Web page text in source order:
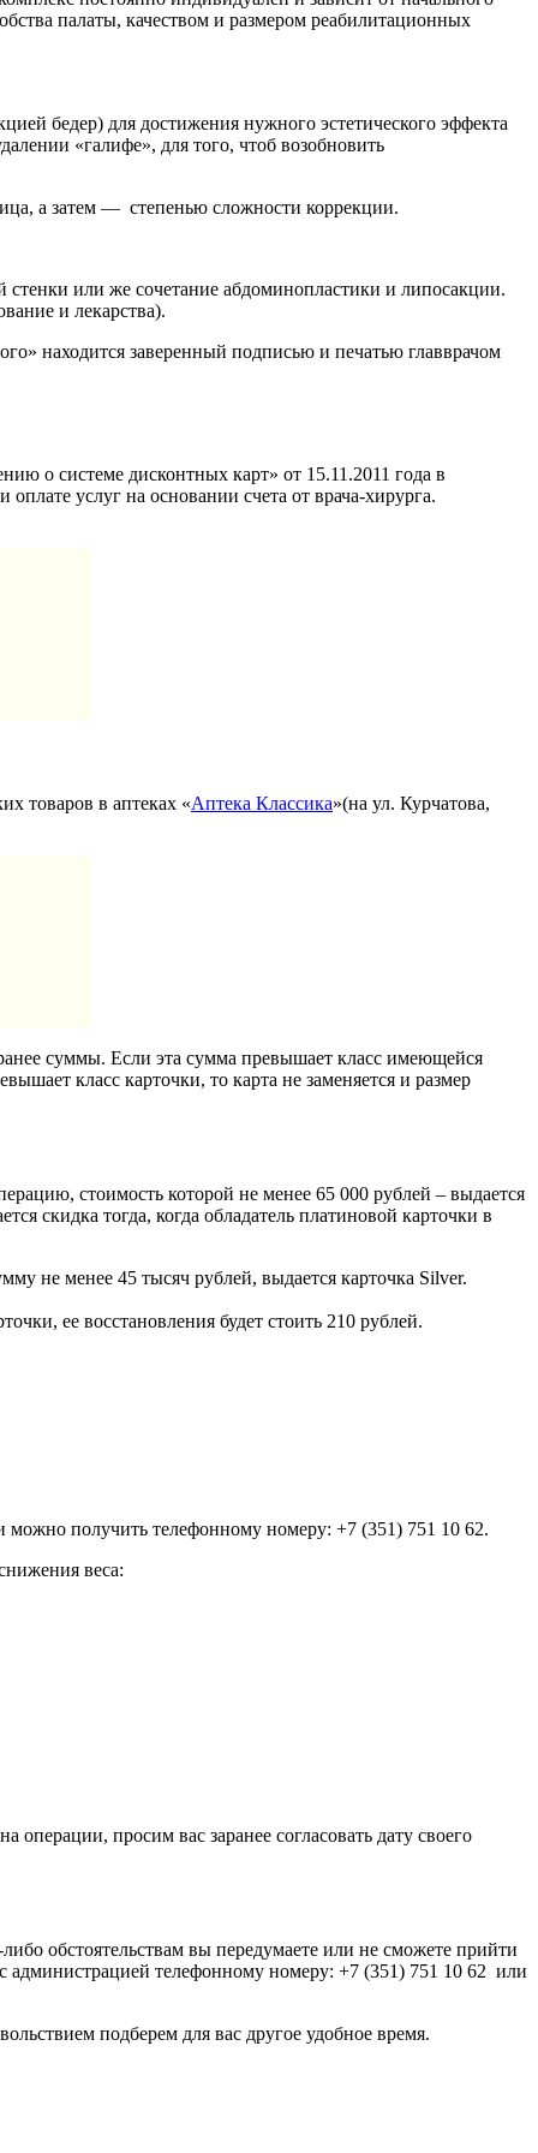
палаты, качеством и размером реабилитационных
бедер) для достижения нужного эстетического эффекта
«галифе», для того, чтоб возобновить
а затем — степенью сложности коррекции.
или же сочетание абдоминопластики и липосакции.
и лекарства).
находится заверенный подписью и печатью главврачом
о системе дисконтных карт» от 15.11.2011 года в
услуг на основании счета от врача-хирурга.
товаров в аптеках «Аптека Классика»(на ул. Курчатова,
суммы. Если эта сумма превышает класс имеющейся
класс карточки, то карта не заменяется и размер
стоимость которой не менее 65 000 рублей – выдается
скидка тогда, когда обладатель платиновой карточки в
не менее 45 тысяч рублей, выдается карточка Silver.
ее восстановления будет стоить 210 рублей.
можно получить телефонному номеру: +7 (351) 751 10 62.
веса:
просим вас заранее согласовать дату своего
обстоятельствам вы передумаете или не сможете прийти
администрацией телефонному номеру: +7 (351) 751 10 62 или
подберем для вас другое удобное время.